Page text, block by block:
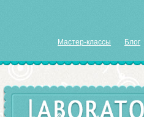
Мастер-классы Блог